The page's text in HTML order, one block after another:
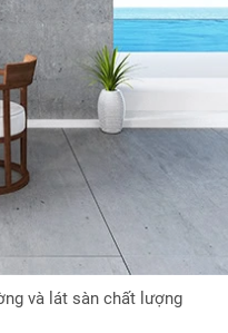
và lát sàn chất lượng